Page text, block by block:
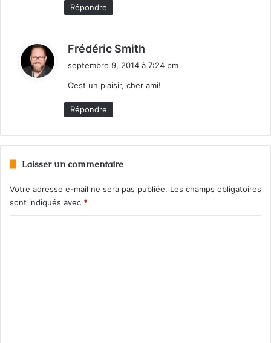
Répondre
Frédéric Smith
septembre 9, 2014 à 7:24 pm
C’est un plaisir, cher ami!
Répondre
Laisser un commentaire
Votre adresse e-mail ne sera pas publiée. Les champs obligatoires
sont indiqués avec *